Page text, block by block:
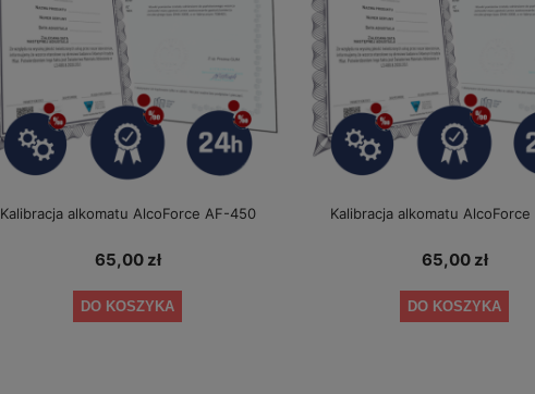
Kalibracja alkomatu AlcoForce AF-450
65,00 zł
DO KOSZYKA
Kalibracja alkomatu AlcoForce
65,00 zł
DO KOSZYKA